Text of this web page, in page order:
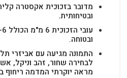
מדובר בזכוכית אקסטרה
ובטיחותית.
ובטוחה.
התמונה מגיעה עם אביזרי
לבחירה שחור, זהב וניקל,
מראה יוקרתי המדמה ריחוף במרחק 3